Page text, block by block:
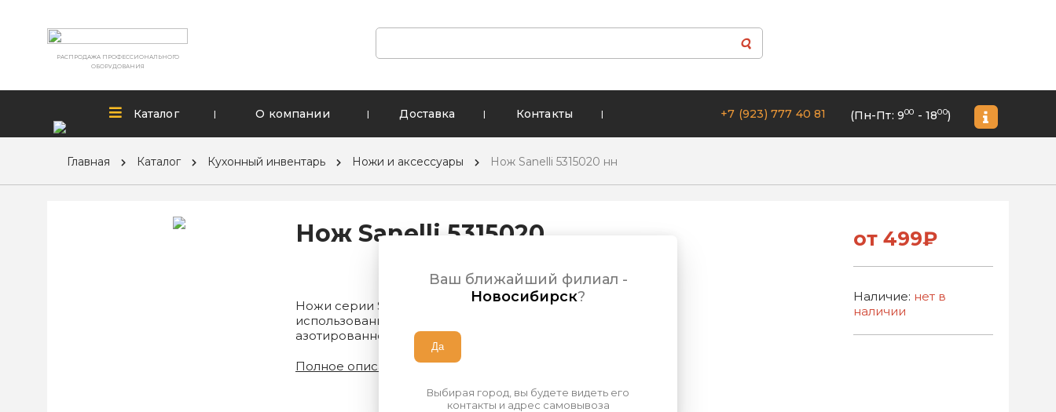
РАСПРОДАЖА ПРОФЕССИОНАЛЬНОГО
ОБОРУДОВАНИЯ
Каталог | О компании | Доставка | Контакты | +7 (923) 777 40 81 (Пн-Пт: 900 - 1800)
Главная Каталог Кухонный инвентарь Ножи и аксессуары Нож Sanelli 5315020 нн
Нож Sanelli 5315020
Ножи серии Supra разработаны для профессионального
использования. Лезвия выполнены из высококачественной
азотированной нержавеющей стали Nitro-B. Усто...
Полное описание Технические характеристики
от 499₽
Наличие: нет в
наличии
Ваш ближайший филиал -
Новосибирск?
Выбирая город, вы будете видеть его
контакты и адрес самовывоза